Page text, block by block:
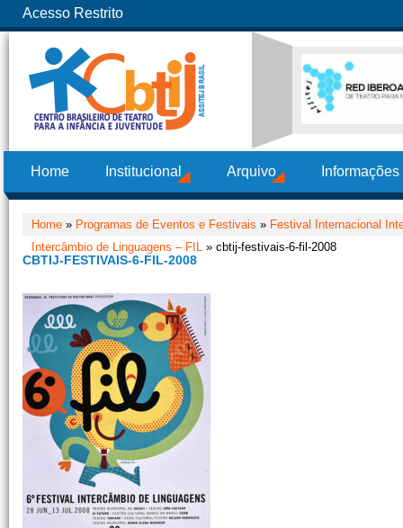
Acesso Restrito
Home Institucional Arquivo
Home » Programas de Eventos e Festivais » Festival Internacional
Intercâmbio de Linguagens – FIL » cbtij-festivais-6-fil-2008
CBTIJ-FESTIVAIS-6-FIL-2008